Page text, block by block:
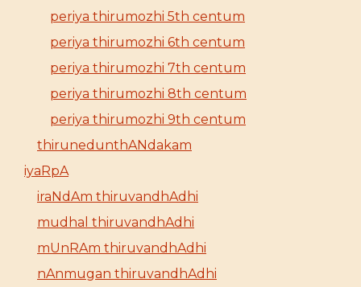
periya thirumozhi 5th centum
periya thirumozhi 6th centum
periya thirumozhi 7th centum
periya thirumozhi 8th centum
periya thirumozhi 9th centum
thirunedunthANdakam
iyaRpA
iraNdAm thiruvandhAdhi
mudhal thiruvandhAdhi
mUnRAm thiruvandhAdhi
nAnmugan thiruvandhAdhi